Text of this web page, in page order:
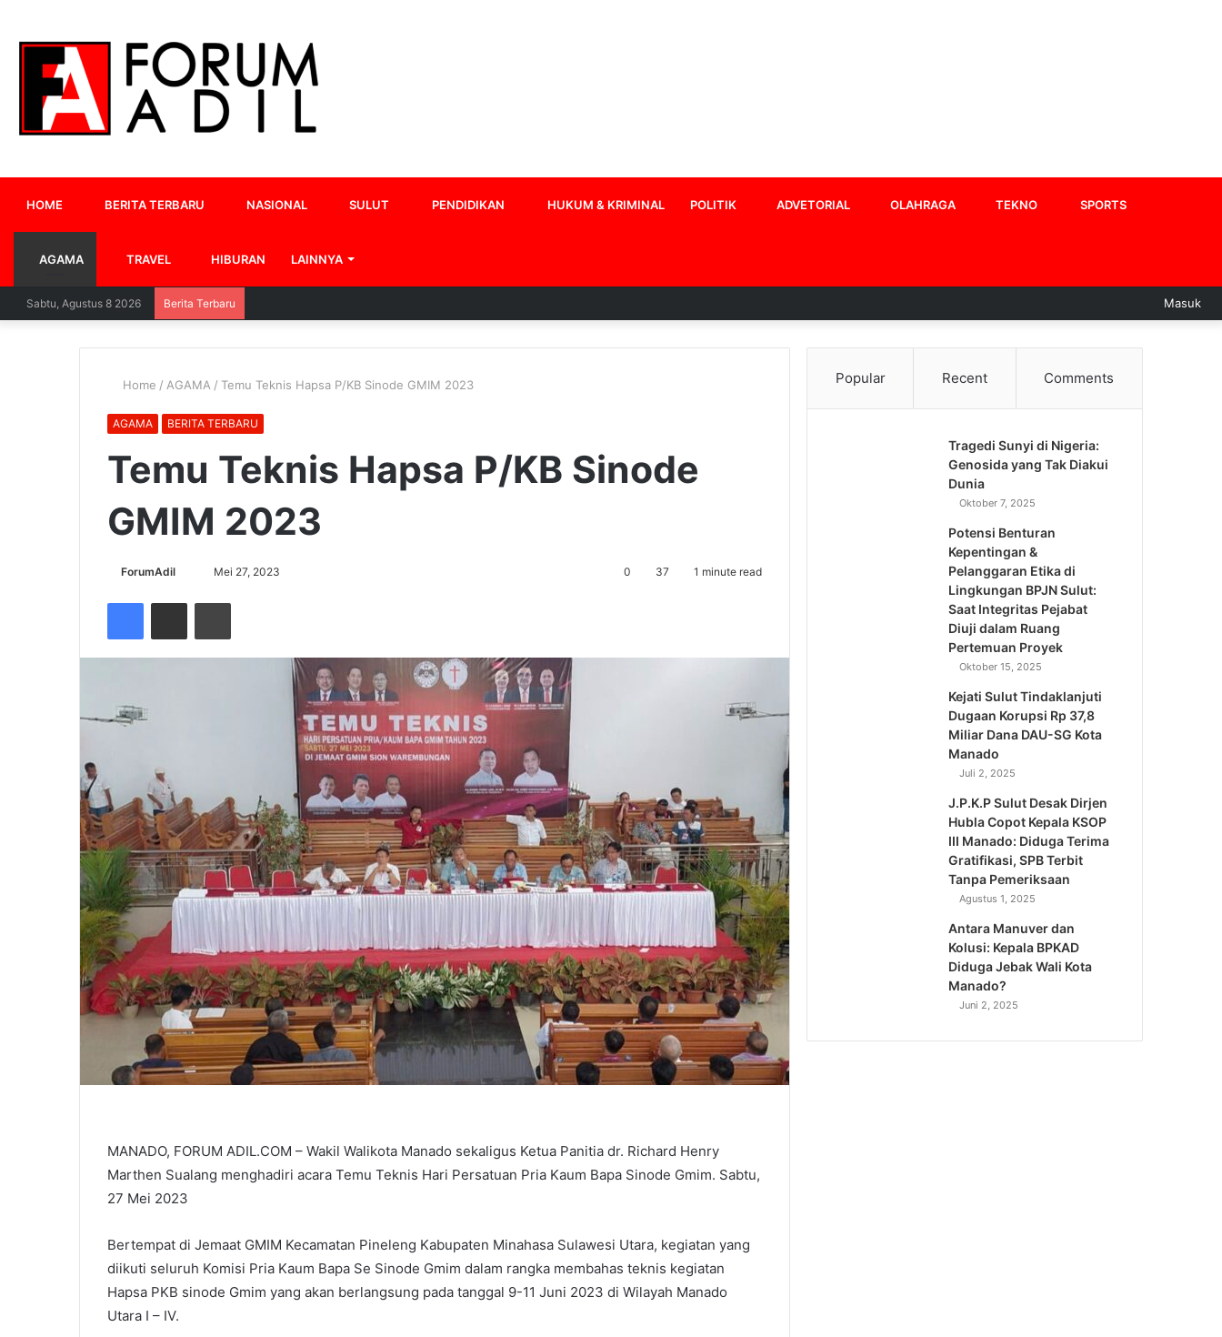
HOME BERITA TERBARU NASIONAL SULUT PENDIDIKAN HUKUM & KRIMINAL POLITIK ADVETORIAL OLAHRAGA TEKNO SPORTS
AGAMA TRAVEL HIBURAN LAINNYA
Sabtu, Agustus 8 2026 Berita Terbaru Masuk
Home / AGAMA / Temu Teknis Hapsa P/KB Sinode GMIM 2023
AGAMA BERITA TERBARU
Temu Teknis Hapsa P/KB Sinode
GMIM 2023
ForumAdil Mei 27, 2023 0 37 1 minute read
FacebookShare via Email Cetak
MANADO, FORUM ADIL.COM – Wakil Walikota Manado sekaligus Ketua Panitia dr. Richard Henry
Marthen Sualang menghadiri acara Temu Teknis Hari Persatuan Pria Kaum Bapa Sinode Gmim. Sabtu,
27 Mei 2023
Bertempat di Jemaat GMIM Kecamatan Pineleng Kabupaten Minahasa Sulawesi Utara, kegiatan yang
diikuti seluruh Komisi Pria Kaum Bapa Se Sinode Gmim dalam rangka membahas teknis kegiatan
Hapsa PKB sinode Gmim yang akan berlangsung pada tanggal 9-11 Juni 2023 di Wilayah Manado
Utara I – IV.
Popular Recent Comments
Tragedi Sunyi di Nigeria:
Genosida yang Tak Diakui
Dunia
Oktober 7, 2025
Potensi Benturan
Kepentingan &
Pelanggaran Etika di
Lingkungan BPJN Sulut:
Saat Integritas Pejabat
Diuji dalam Ruang
Pertemuan Proyek
Oktober 15, 2025
Kejati Sulut Tindaklanjuti
Dugaan Korupsi Rp 37,8
Miliar Dana DAU-SG Kota
Manado
Juli 2, 2025
J.P.K.P Sulut Desak Dirjen
Hubla Copot Kepala KSOP
III Manado: Diduga Terima
Gratifikasi, SPB Terbit
Tanpa Pemeriksaan
Agustus 1, 2025
Antara Manuver dan
Kolusi: Kepala BPKAD
Diduga Jebak Wali Kota
Manado?
Juni 2, 2025